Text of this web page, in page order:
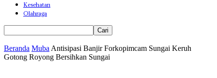
Kesehatan
Olahraga
Beranda Muba Antisipasi Banjir Forkopimcam Sungai Keruh
Gotong Royong Bersihkan Sungai